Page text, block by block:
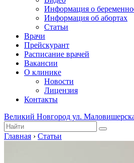
Информация о
Информация об абортах
Статьи
Врачи
Прейскурант
Расписание врачей
Вакансии
О клинике
Новости
Лицензия
Контакты
Великий Новгород ул.
Главная › Статьи